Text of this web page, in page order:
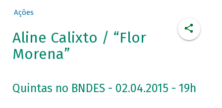
Ações
Aline Calixto / “Flor
Morena”
Quintas no BNDES - 02.04.2015 - 19h